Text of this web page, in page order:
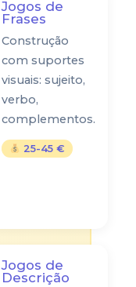
Jogos de
Frases
Construção
com suportes
visuais: sujeito,
verbo,
complementos.
25-45 €
Jogos de
Descrição